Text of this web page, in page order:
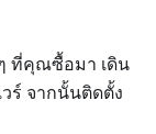
ๆ ที่คุณซื้อมา เดิน
ร์ จากนั้นติดตั้ง